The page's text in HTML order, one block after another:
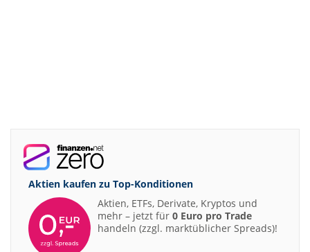
Aktien kaufen zu Top-Konditionen
Aktien, ETFs, Derivate, Kryptos und
mehr – jetzt für 0 Euro pro Trade
handeln (zzgl. marktüblicher Spreads)!